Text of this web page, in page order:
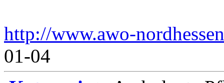
http://www.awo-
01-04